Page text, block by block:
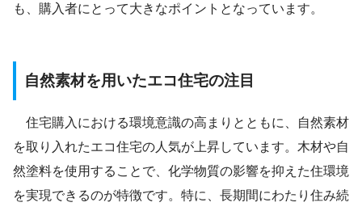
も、購入者にとって大きなポイントとなっています。
自然素材を用いたエコ住宅の注目
住宅購入における環境意識の高まりとともに、自然素材
を取り入れたエコ住宅の人気が上昇しています。木材や自
然塗料を使用することで、化学物質の影響を抑えた住環境
を実現できるのが特徴です。特に、長期間にわたり住み続